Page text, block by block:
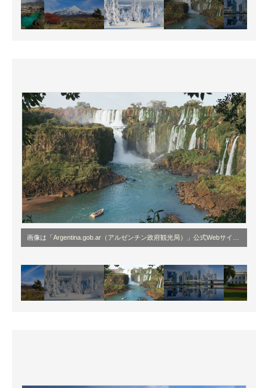
画像は 「Argentina.gob.ar（アルゼンチン政府観光局）」公式Webサイト